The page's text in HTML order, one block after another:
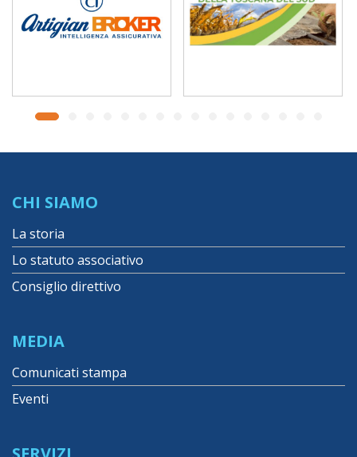
CHI SIAMO
La storia
Lo statuto associativo
Consiglio direttivo
MEDIA
Comunicati stampa
Eventi